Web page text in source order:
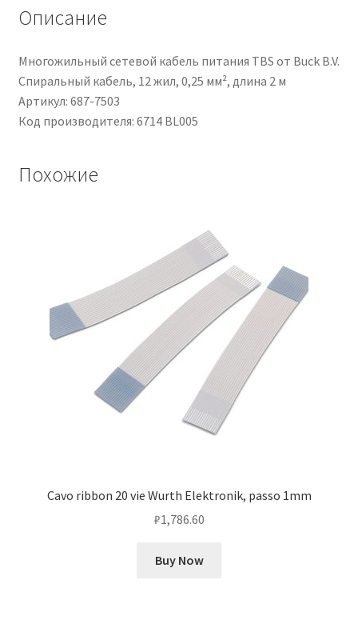
600
V,
Blu,
UL11028
Описание
Многожильный сетевой кабель питания TBS от Buck B.V.
Спиральный кабель, 12 жил, 0,25 мм², длина 2 м
Артикул: 687-7503
Код производителя: 6714 BL005
Похожие
Cavo ribbon 20 vie Wurth Elektronik, passo 1mm
₽1,786.60
Buy Now